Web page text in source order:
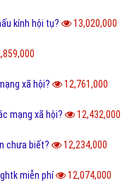
kính hội tụ? 13,020,000
xã hội? 12,761,000
mạng xã hội? 12,432,000
chưa biết? 12,234,000
miễn phí 12,074,000